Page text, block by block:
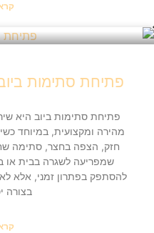
פתיחת סתימות ביוב
פתיחת סתימות ביוב היא
מהירה ומקצועית, במיוחד
חזק, הצפה בחצר, סתימה
שמפריעה לשגרה בבית
להסתפק בפתרון זמני, אלא
בצורה